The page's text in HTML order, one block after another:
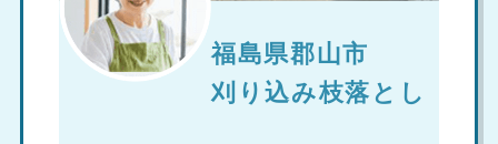
福島県郡山市
刈り込み枝落とし